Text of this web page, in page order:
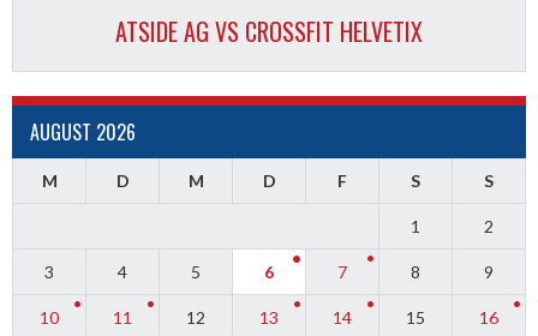
ATSIDE AG VS CROSSFIT HELVETIX
AUGUST 2026
M D M D F S S
1 2
3 4 5 6 7 8 9
10 11 12 13 14 15 16